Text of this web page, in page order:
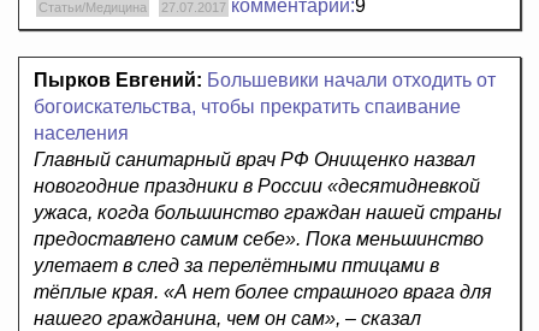
Статьи/Медицина 27.07.2017 комментарии:9
Пырков Евгений: Большевики начали отходить от
богоискательства, чтобы прекратить спаивание
населения
Главный санитарный врач РФ Онищенко назвал
новогодние праздники в России «десятидневкой
ужаса, когда большинство граждан нашей страны
предоставлено самим себе». Пока меньшинство
улетает в след за перелётными птицами в
тёплые края. «А нет более страшного врага для
нашего гражданина, чем он сам», – сказал